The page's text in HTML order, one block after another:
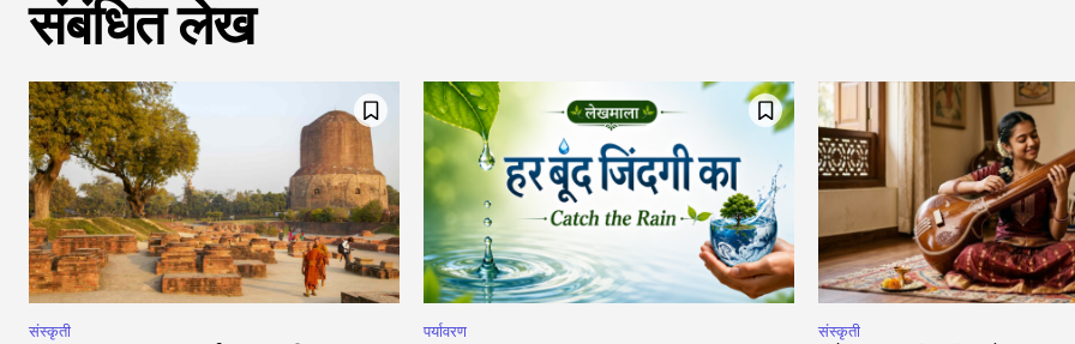
संबंधित लेख
संस्कृती पर्यावरण संस्कृती